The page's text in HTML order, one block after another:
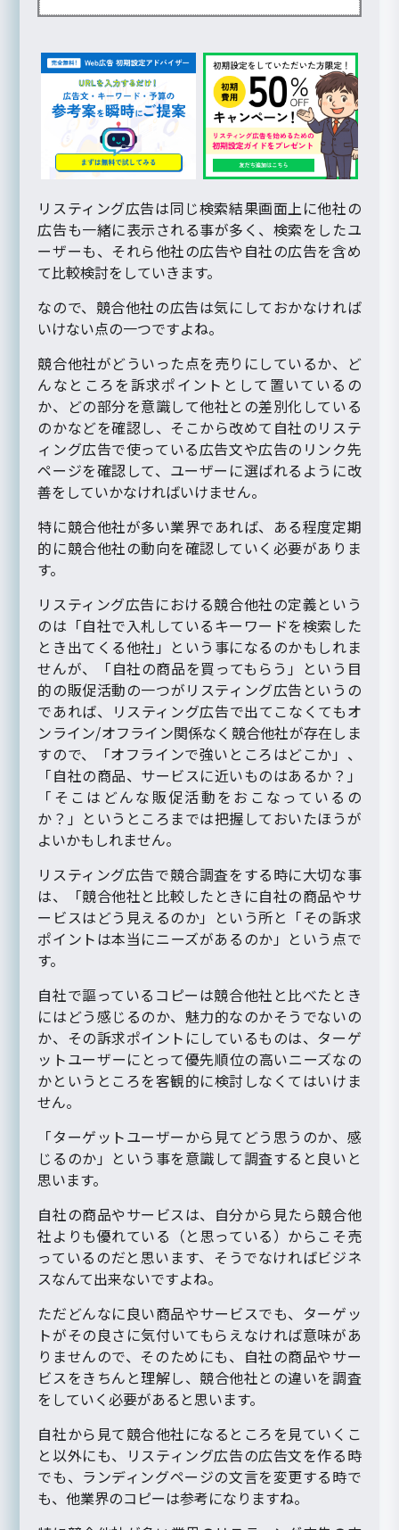
リスティング広告は同じ検索結果画面上に他社の
広告も一緒に表示される事が多く、検索をしたユ
ーザーも、それら他社の広告や自社の広告を含め
て比較検討をしていきます。
なので、競合他社の広告は気にしておかなければ
いけない点の一つですよね。
競合他社がどういった点を売りにしているか、ど
んなところを訴求ポイントとして置いているの
か、どの部分を意識して他社との差別化している
のかなどを確認し、そこから改めて自社のリステ
ィング広告で使っている広告文や広告のリンク先
ページを確認して、ユーザーに選ばれるように改
善をしていかなければいけません。
特に競合他社が多い業界であれば、ある程度定期
的に競合他社の動向を確認していく必要がありま
す。
リスティング広告における競合他社の定義という
のは「自社で入札しているキーワードを検索した
とき出てくる他社」という事になるのかもしれま
せんが、「自社の商品を買ってもらう」という目
的の販促活動の一つがリスティング広告というの
であれば、リスティング広告で出てこなくてもオ
ンライン/オフライン関係なく競合他社が存在しま
すので、「オフラインで強いところはどこか」、
「自社の商品、サービスに近いものはあるか？」
「そこはどんな販促活動をおこなっているの
か？」というところまでは把握しておいたほうが
よいかもしれません。
リスティング広告で競合調査をする時に大切な事
は、「競合他社と比較したときに自社の商品やサ
ービスはどう見えるのか」という所と「その訴求
ポイントは本当にニーズがあるのか」という点で
す。
自社で謳っているコピーは競合他社と比べたとき
にはどう感じるのか、魅力的なのかそうでないの
か、その訴求ポイントにしているものは、ターゲ
ットユーザーにとって優先順位の高いニーズなの
かというところを客観的に検討しなくてはいけま
せん。
「ターゲットユーザーから見てどう思うのか、感
じるのか」という事を意識して調査すると良いと
思います。
自社の商品やサービスは、自分から見たら競合他
社よりも優れている（と思っている）からこそ売
っているのだと思います、そうでなければビジネ
スなんて出来ないですよね。
ただどんなに良い商品やサービスでも、ターゲッ
トがその良さに気付いてもらえなければ意味があ
りませんので、そのためにも、自社の商品やサー
ビスをきちんと理解し、競合他社との違いを調査
をしていく必要があると思います。
自社から見て競合他社になるところを見ていくこ
と以外にも、リスティング広告の広告文を作る時
でも、ランディングページの文言を変更する時で
も、他業界のコピーは参考になりますね。